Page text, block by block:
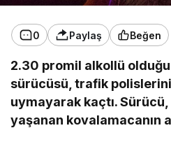
0 Paylaş Beğen
2.30 promil alkollü
sürücüsü, trafik
uymayarak kaçtı.
yaşanan kovalamacanın